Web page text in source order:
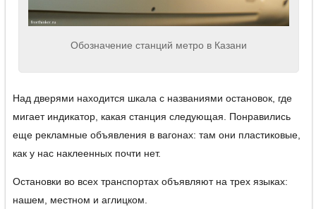
Обозначение станций метро в Казани
Над дверями находится шкала с названиями остановок, где
мигает индикатор, какая станция следующая. Понравились
еще рекламные объявления в вагонах: там они пластиковые,
как у нас наклеенных почти нет.
Остановки во всех транспортах объявляют на трех языках:
нашем, местном и аглицком.